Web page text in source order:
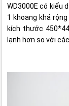
WD3000E có kiểu
1 khoang khá
kích thước
lạnh hơn so với